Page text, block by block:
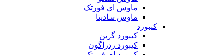
ماوس ای فورتک
ماوس سادیتا
کیبورد
کیبورد گرین
کیبورد ردراگون